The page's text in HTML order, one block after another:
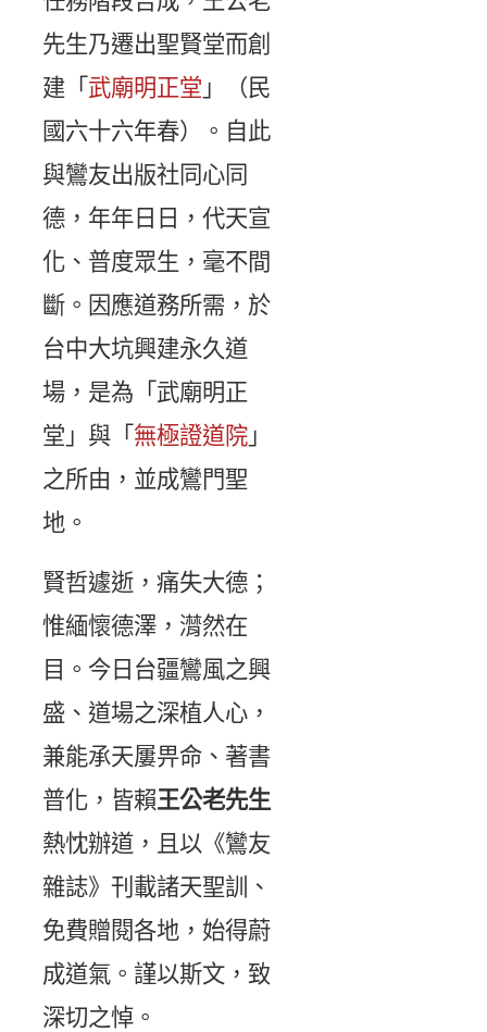
先生乃遷出聖賢堂而創
建「 武廟明正堂 」（民
國六十六年春）。自此
與鸞友出版社同心同
德，年年日日，代天宣
化、普度眾生，毫不間
斷。因應道務所需，於
台中大坑興建永久道
場，是為「武廟明正
堂」與「 無極證道院 」
之所由，並成鸞門聖
地。
賢哲遽逝，痛失大德；
惟緬懷德澤，潸然在
目。今日台疆鸞風之興
盛、道場之深植人心，
兼能承天屢畀命、著書
普化，皆賴王公老先生
熱忱辦道，且以《鸞友
雜誌》刊載諸天聖訓、
免費贈閱各地，始得蔚
成道氣。謹以斯文，致
深切之悼。